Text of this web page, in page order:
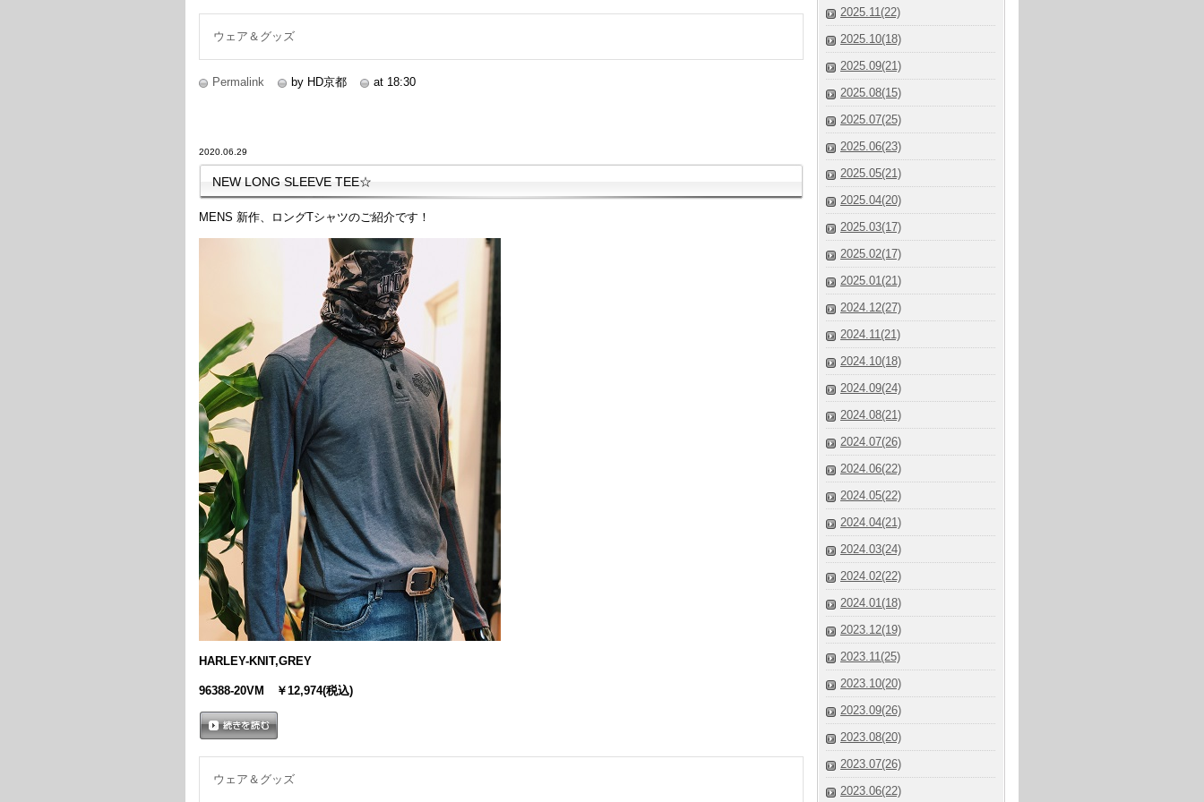
ウェア＆グッズ
Permalink by HD京都 at 18:30
2020.06.29
NEW LONG SLEEVE TEE☆
MENS 新作、ロングTシャツのご紹介です！
HARLEY-KNIT,GREY
96388-20VM ￥12,974(税込)
ウェア＆グッズ
2025.11(22)
2025.10(18)
2025.09(21)
2025.08(15)
2025.07(25)
2025.06(23)
2025.05(21)
2025.04(20)
2025.03(17)
2025.02(17)
2025.01(21)
2024.12(27)
2024.11(21)
2024.10(18)
2024.09(24)
2024.08(21)
2024.07(26)
2024.06(22)
2024.05(22)
2024.04(21)
2024.03(24)
2024.02(22)
2024.01(18)
2023.12(19)
2023.11(25)
2023.10(20)
2023.09(26)
2023.08(20)
2023.07(26)
2023.06(22)